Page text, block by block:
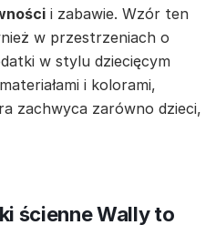
i zabawie. Wzór ten
w przestrzeniach o
w stylu dziecięcym
i kolorami,
zachwyca zarówno dzieci,
ścienne Wally to